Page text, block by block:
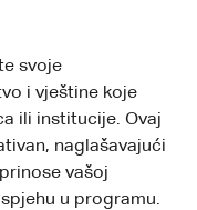
svoje
i vještine koje
ili institucije. Ovaj
naglašavajući
vašoj
u programu.